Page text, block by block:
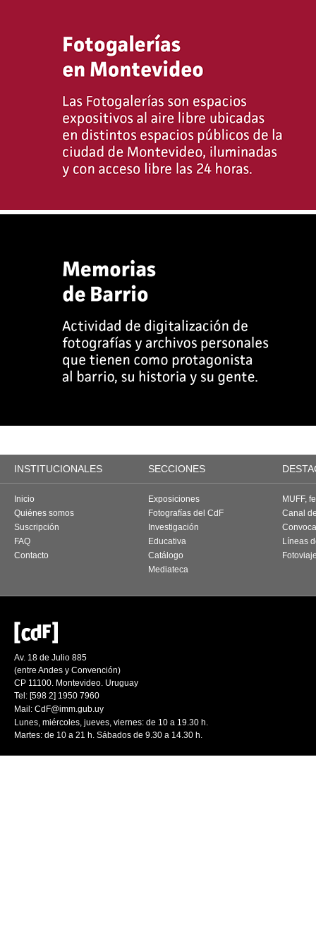
INSTITUCIONALES SECCIONES
Inicio
Quiénes somos
Suscripción
FAQ
Contacto
Exposiciones
Fotografías del CdF
Investigación
Educativa
Catálogo
Mediateca
MUFF,
Canal
Líneas
Av. 18 de Julio 885
(entre Andes y Convención)
CP 11100. Montevideo. Uruguay
Tel: [598 2] 1950 7960
Mail: CdF@imm.gub.uy
Lunes, miércoles, jueves, viernes: de 10 a 19.30 h.
Martes: de 10 a 21 h. Sábados de 9.30 a 14.30 h.